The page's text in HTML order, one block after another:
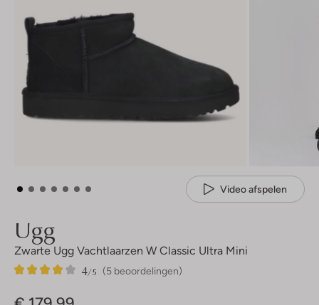
Video afspelen
Ugg
Zwarte Ugg Vachtlaarzen W Classic Ultra Mini
(5 beoordelingen)
4/5
5
4